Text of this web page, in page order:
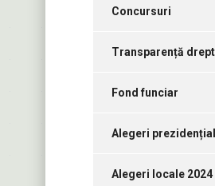
Concursuri
Transparență
Fond funciar
Alegeri
Alegeri locale 2024